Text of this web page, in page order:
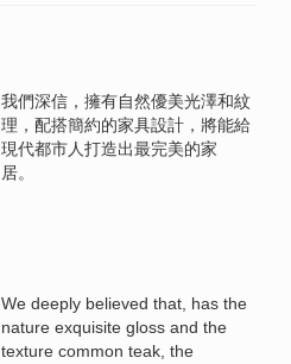
我們深信，擁有自然優美光澤和紋
理，配搭簡約的家具設計，將能給
現代都市人打造出最完美的家
居。
We deeply believed that, has the
nature exquisite gloss and the
texture common teak, the